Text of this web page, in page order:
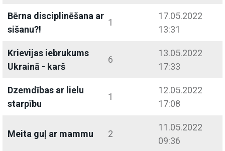
Bērna disciplinēšana ar
sišanu?!
1
17.05.2022
13:31
Krievijas iebrukums
Ukrainā - karš
6
13.05.2022
17:33
Dzemdības ar lielu
starpību
1
12.05.2022
17:08
Meita guļ ar mammu 2
11.05.2022
09:36